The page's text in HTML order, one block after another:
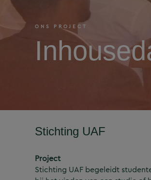
ONS PROJECT
Stichting UAF
Project
Stichting UAF begeleidt